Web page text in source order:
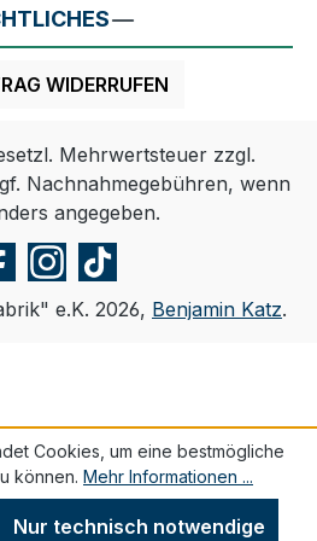
WIDERRUFEN
Mehrwertsteuer zzgl.
Nachnahmegebühren, wenn
angegeben.
e.K. 2026, Benjamin Katz.
Cookies, um eine bestmögliche
können. Mehr Informationen ...
Nur technisch notwendige